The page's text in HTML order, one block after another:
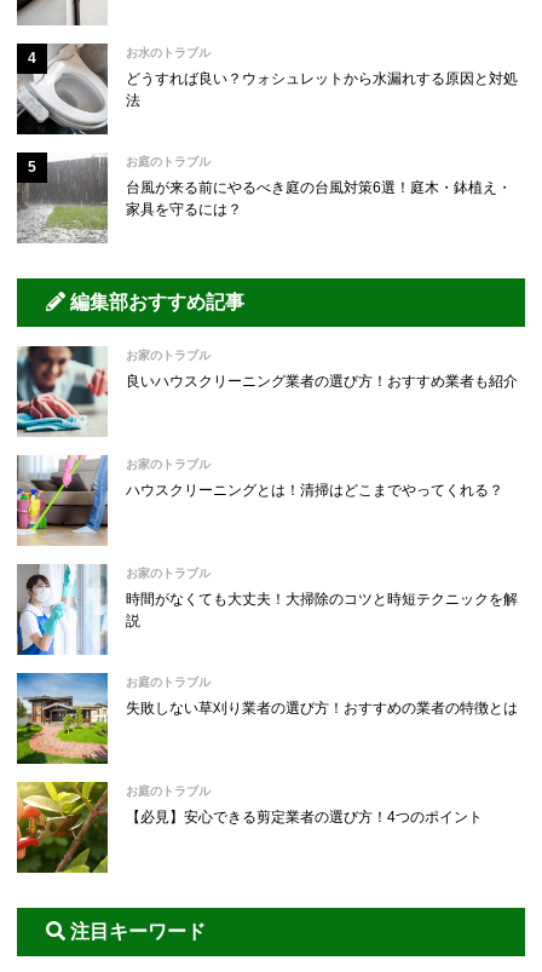
お水のトラブル
どうすれば良い？ウォシュレットから水漏れする原因と対処
法
お庭のトラブル
台風が来る前にやるべき庭の台風対策6選！庭木・鉢植え・
家具を守るには？
編集部おすすめ記事
お家のトラブル
良いハウスクリーニング業者の選び方！おすすめ業者も紹介
お家のトラブル
ハウスクリーニングとは！清掃はどこまでやってくれる？
お家のトラブル
時間がなくても大丈夫！大掃除のコツと時短テクニックを解
説
お庭のトラブル
失敗しない草刈り業者の選び方！おすすめの業者の特徴とは
お庭のトラブル
【必見】安心できる剪定業者の選び方！4つのポイント
注目キーワード